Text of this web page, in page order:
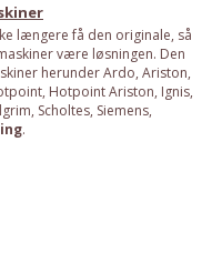
længere få den originale, så
være løsningen. Den
herunder Ardo, Ariston,
Hotpoint Ariston, Ignis,
Scholtes, Siemens,
.